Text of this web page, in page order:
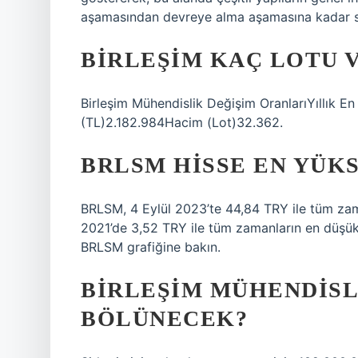
aşamasından devreye alma aşamasına kadar
BIRLEŞIM KAÇ LOTU
Birleşim Mühendislik Değişim OranlarıYıllık
(TL)2.182.984Hacim (Lot)32.362.
BRLSM HISSE EN
BRLSM, 4 Eylül 2023’te 44,84 TRY ile tüm
2021’de 3,52 TRY ile tüm zamanların en
BRLSM grafiğine bakın.
BIRLEŞIM
BÖLÜNECEK?